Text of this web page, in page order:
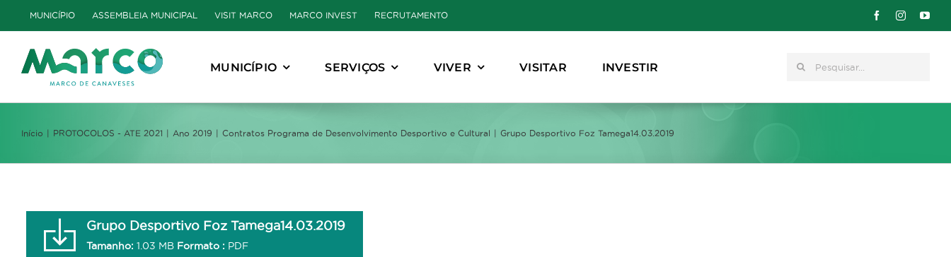
to
content
MUNICÍPIO ASSEMBLEIA MUNICIPAL VISIT MARCO MARCO INVEST RECRUTAMENTO
MUNICÍPIO SERVIÇOS VIVER VISITAR INVESTIR Pesquisar
Início PROTOCOLOS - ATE 2021 Ano 2019 Contratos Programa de Desenvolvimento Desportivo e Cultural Grupo Desportivo Foz Tamega14.03.2019
Grupo Desportivo Foz Tamega14.03.2019
Tamanho: 1.03 MB Formato : PDF